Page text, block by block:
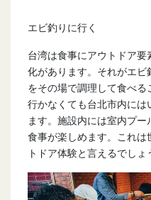
エビ釣りに行く
台湾は食事にアウトドア
化があります。それがエ
をその場で調理して食べ
行かなくても台北市内には
ます。施設内には室内プ
食事が楽しめます。これ
トドア体験と言えるでしょ